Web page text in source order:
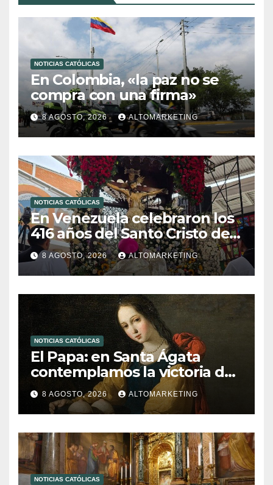
NOTICIAS CATÓLICAS
En Colombia, «la paz no se
compra con una firma»
8 AGOSTO, 2026 ALTOMARKETING
NOTICIAS CATÓLICAS
En Venezuela celebraron los
416 años del Santo Cristo de
La Grita
8 AGOSTO, 2026 ALTOMARKETING
NOTICIAS CATÓLICAS
El Papa: en Santa Ágata
contemplamos la victoria del
amor sobre la muerte
8 AGOSTO, 2026 ALTOMARKETING
NOTICIAS CATÓLICAS